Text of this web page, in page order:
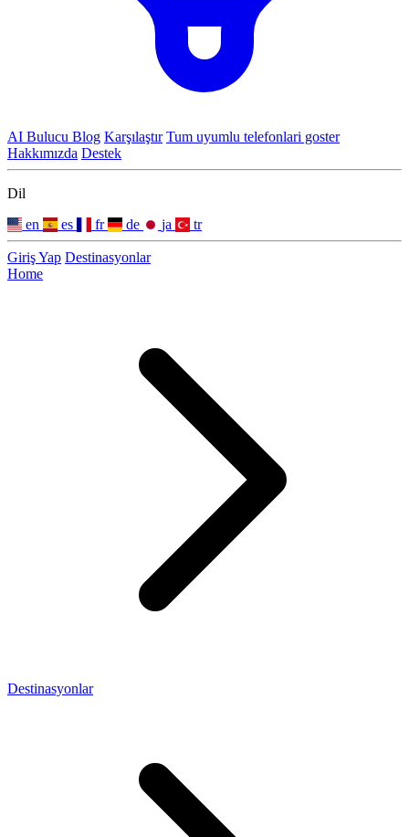
AI Bulucu Blog Karşılaştır Tum uyumlu telefonlari goster
Hakkımızda Destek
Dil
en
es fr de ja tr
Giriş Yap Destinasyonlar
Home
Destinasyonlar